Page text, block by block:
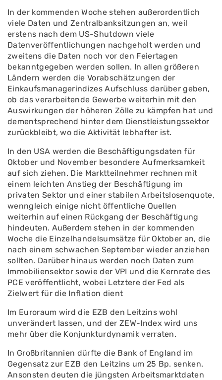
In der kommenden Woche stehen außerordentlich
viele Daten und Zentralbanksitzungen an, weil
erstens nach dem US-Shutdown viele
Datenveröffentlichungen nachgeholt werden und
zweitens die Daten noch vor den Feiertagen
bekanntgegeben werden sollen. In allen größeren
Ländern werden die Vorabschätzungen der
Einkaufsmanagerindizes Aufschluss darüber geben,
ob das verarbeitende Gewerbe weiterhin mit den
Auswirkungen der höheren Zölle zu kämpfen hat und
dementsprechend hinter dem Dienstleistungssektor
zurückbleibt, wo die Aktivität lebhafter ist.
In den USA werden die Beschäftigungsdaten für
Oktober und November besondere Aufmerksamkeit
auf sich ziehen. Die Marktteilnehmer rechnen mit
einem leichten Anstieg der Beschäftigung im
privaten Sektor und einer stabilen Arbeitslosenquote,
wenngleich einige nicht öffentliche Quellen
weiterhin auf einen Rückgang der Beschäftigung
hindeuten. Außerdem stehen in der kommenden
Woche die Einzelhandelsumsätze für Oktober an, die
nach einem schwachen September wieder anziehen
sollten. Darüber hinaus werden noch Daten zum
Immobiliensektor sowie der VPI und die Kernrate des
PCE veröffentlicht, wobei Letztere der Fed als
Zielwert für die Inflation dient
Im Euroraum wird die EZB den Leitzins wohl
unverändert lassen, und der ZEW-Index wird uns
mehr über die Konjunkturdynamik verraten.
In Großbritannien dürfte die Bank of England im
Gegensatz zur EZB den Leitzins um 25 Bp. senken.
Ansonsten deuten die jüngsten Arbeitsmarktdaten